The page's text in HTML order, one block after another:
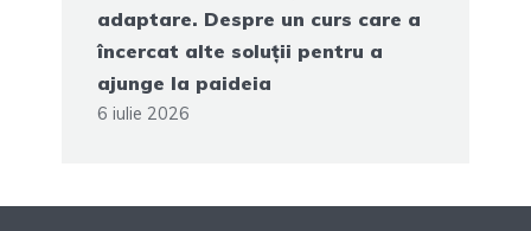
adaptare. Despre un curs care a
încercat alte soluții pentru a
ajunge la paideia
6 iulie 2026